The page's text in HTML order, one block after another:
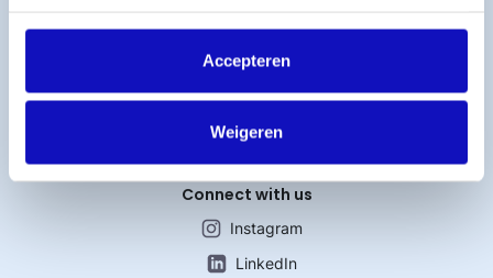
Accepteren
Weigeren
Veelgestelde vragen
Werken bij BumaStemra
Contact
Connect with us
Instagram
LinkedIn